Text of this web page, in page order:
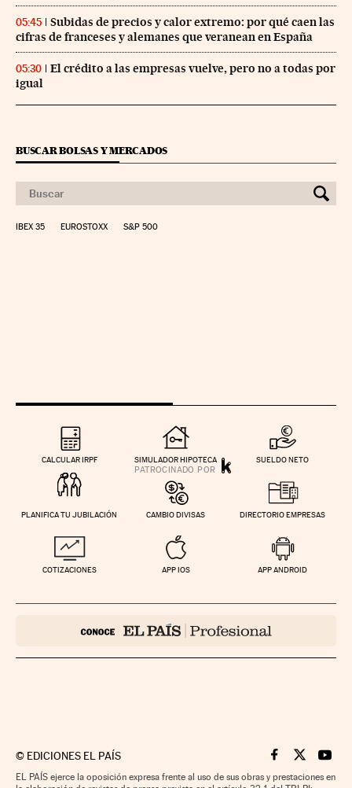
05:45
Subidas de precios y calor extremo: por qué caen las
cifras de franceses y alemanes que veranean en España
05:30
El crédito a las empresas vuelve, pero no a todas por
igual
BUSCAR BOLSAS Y MERCADOS
IBEX 35 EUROSTOXX S&P 500
CALCULAR IRPF SIMULADOR HIPOTECA SUELDO NETO
PLANIFICA TU JUBILACIÓN CAMBIO DIVISAS DIRECTORIO EMPRESAS
COTIZACIONES APP IOS APP ANDROID
© EDICIONES EL PAÍS Cinco Días en
Cinco Días
Cinco
EL PAÍS ejerce la oposición expresa frente al uso de sus obras y prestaciones en